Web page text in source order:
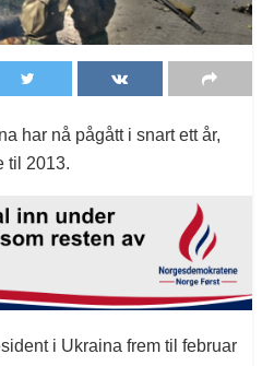
har nå pågått i snart ett år,
til 2013.
i Ukraina frem til februar